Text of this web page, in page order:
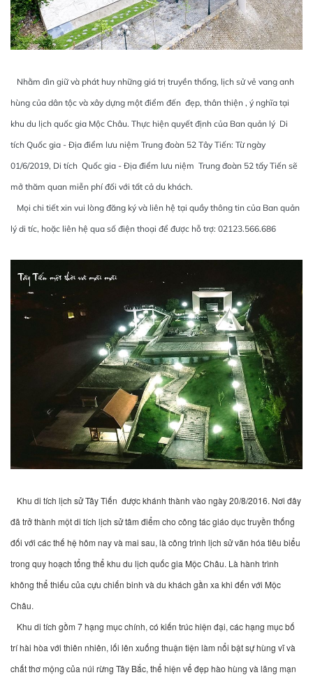
Nhằm dìn giữ và phát huy những giá trị truyền thống, lịch sử vẻ vang anh
hùng của dân tộc và xây dựng một điểm đến đẹp, thân thiện , ý nghĩa tại
khu du lịch quốc gia Mộc Châu. Thực hiện quyết định của Ban quản lý Di
tích Quốc gia - Địa điểm lưu niệm Trung đoàn 52 Tây Tiến: Từ ngày
01/6/2019, Di tích Quốc gia - Địa điểm lưu niệm Trung đoàn 52 tấy Tiến sẽ
mở thăm quan miễn phí đối với tất cả du khách.
Mọi chi tiết xin vui lòng đăng ký và liên hệ tại quầy thông tin của Ban quản
lý di tíc, hoặc liên hệ qua số điện thoại để được hỗ trợ: 02123.566.686
Khu di tích lịch sử Tây Tiến được khánh thành vào ngày 20/8/2016. Nơi đây
đã trở thành một di tích lịch sử tâm điểm cho công tác giáo dục truyền thống
đối với các thế hệ hôm nay và mai sau, là công trình lịch sử văn hóa tiêu biểu
trong quy hoạch tổng thể khu du lịch quốc gia Mộc Châu. Là hành trình
không thể thiếu của cựu chiến binh và du khách gần xa khi đến với Mộc
Châu.
Khu di tích gồm 7 hạng mục chính, có kiến trúc hiện đại, các hạng mục bố
trí hài hòa với thiên nhiên, lối lên xuống thuận tiện làm nổi bật sự hùng vĩ và
chất thơ mộng của núi rừng Tây Bắc, thể hiện vể đẹp hào hùng và lãng mạn